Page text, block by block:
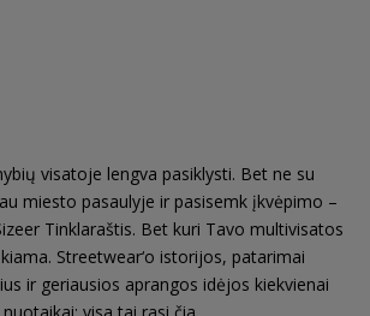
visatoje lengva pasiklysti. Bet ne su
miesto pasaulyje ir pasisemk įkvėpimo –
Tinklaraštis. Bet kuri Tavo multivisatos
Streetwear‘o istorijos, patarimai
ir geriausios aprangos idėjos kiekvienai